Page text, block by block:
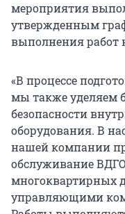
мероприятия
утвержденным
выполнения работ
«В процессе
мы также уделяем
безопасности
оборудования. В
нашей компании
обслуживание
многоквартирных
управляющими